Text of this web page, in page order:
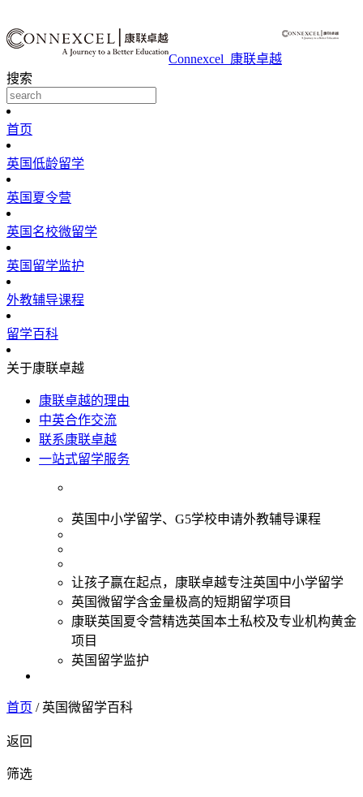
Connexcel_康联卓越
搜索
首页
英国低龄留学
英国夏令营
英国名校微留学
英国留学监护
外教辅导课程
留学百科
关于康联卓越
康联卓越的理由
中英合作交流
联系康联卓越
一站式留学服务
英国中小学留学、G5学校申请外教辅导课程
让孩子赢在起点，康联卓越专注英国中小学留学
英国微留学含金量极高的短期留学项目
康联英国夏令营精选英国本土私校及专业机构黄金
项目
英国留学监护
首页 / 英国微留学百科
返回
筛选